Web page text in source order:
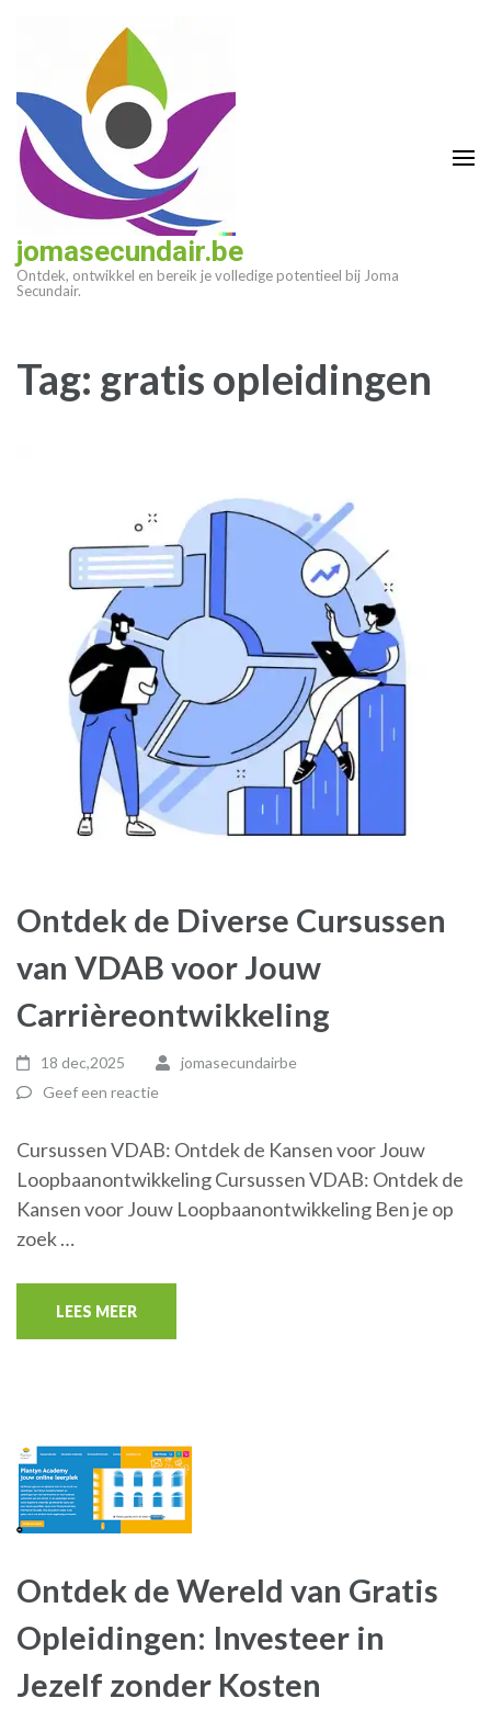
(druk
enter)
jomasecundair.be
Ontdek, ontwikkel en bereik je volledige potentieel bij Joma
Secundair.
Tag: gratis opleidingen
Ontdek de Diverse Cursussen
van VDAB voor Jouw
Carrièreontwikkeling
18 dec,2025
jomasecundairbe
Geef een reactie
Cursussen VDAB: Ontdek de Kansen voor Jouw
Loopbaanontwikkeling Cursussen VDAB: Ontdek de
Kansen voor Jouw Loopbaanontwikkeling Ben je op
zoek …
LEES MEER
Ontdek de Wereld van Gratis
Opleidingen: Investeer in
Jezelf zonder Kosten